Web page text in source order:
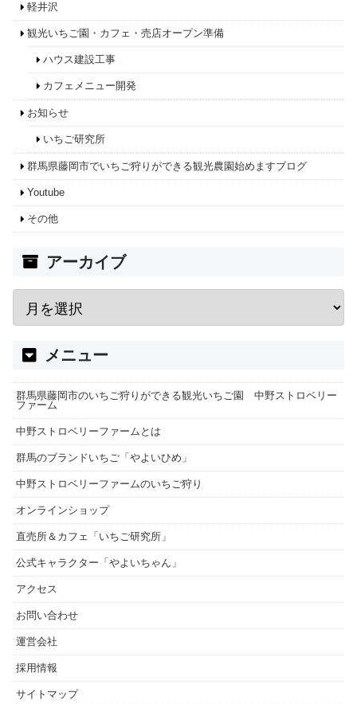
軽井沢
観光いちご園・カフェ・売店オープン準備
ハウス建設工事
カフェメニュー開発
お知らせ
いちご研究所
群馬県藤岡市でいちご狩りができる観光農園始めますブログ
Youtube
その他
アーカイブ
メニュー
群馬県藤岡市のいちご狩りができる観光いちご園 中野ストロベリー
ファーム
中野ストロベリーファームとは
群馬のブランドいちご「やよいひめ」
中野ストロベリーファームのいちご狩り
オンラインショップ
直売所＆カフェ「いちご研究所」
公式キャラクター「やよいちゃん」
アクセス
お問い合わせ
運営会社
採用情報
サイトマップ